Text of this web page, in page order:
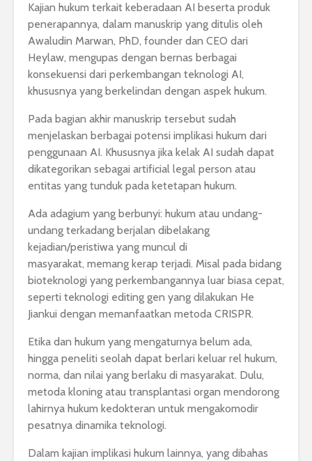
Kajian hukum terkait keberadaan AI beserta produk
penerapannya, dalam manuskrip yang ditulis oleh
Awaludin Marwan, PhD, founder dan CEO dari
Heylaw, mengupas dengan bernas berbagai
konsekuensi dari perkembangan teknologi AI,
khususnya yang berkelindan dengan aspek hukum.
Pada bagian akhir manuskrip tersebut sudah
menjelaskan berbagai potensi implikasi hukum dari
penggunaan AI. Khususnya jika kelak AI sudah dapat
dikategorikan sebagai artificial legal person atau
entitas yang tunduk pada ketetapan hukum.
Ada adagium yang berbunyi: hukum atau undang-
undang terkadang berjalan dibelakang
kejadian/peristiwa yang muncul di
masyarakat, memang kerap terjadi. Misal pada bidang
bioteknologi yang perkembangannya luar biasa cepat,
seperti teknologi editing gen yang dilakukan He
Jiankui dengan memanfaatkan metoda CRISPR.
Etika dan hukum yang mengaturnya belum ada,
hingga peneliti seolah dapat berlari keluar rel hukum,
norma, dan nilai yang berlaku di masyarakat. Dulu,
metoda kloning atau transplantasi organ mendorong
lahirnya hukum kedokteran untuk mengakomodir
pesatnya dinamika teknologi.
Dalam kajian implikasi hukum lainnya, yang dibahas